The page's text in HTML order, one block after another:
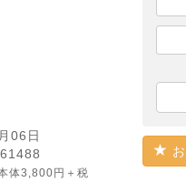
06日
本体3,800円＋税